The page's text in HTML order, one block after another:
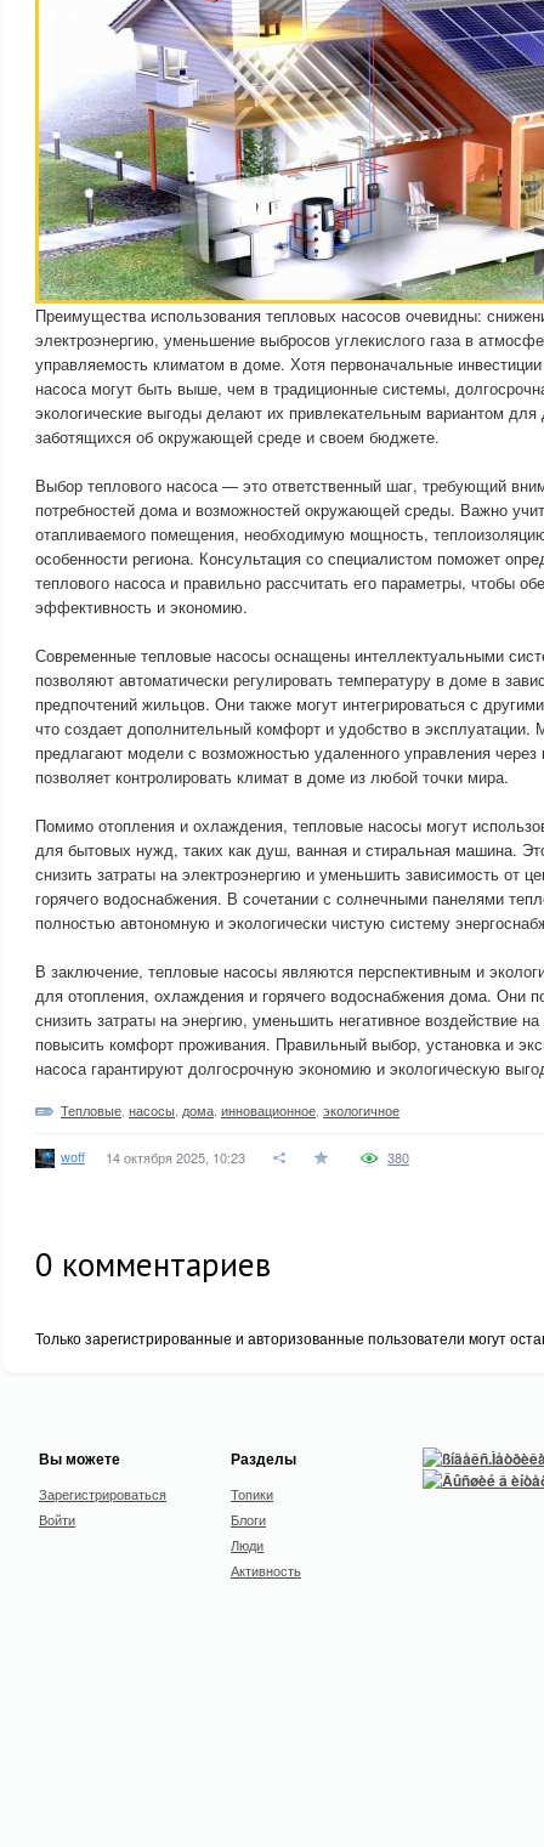
Преимущества использования тепловых насосов очевидны:
электроэнергию, уменьшение выбросов углекислого газа в
управляемость климатом в доме. Хотя первоначальные инвестиции
насоса могут быть выше, чем в традиционные системы,
экологические выгоды делают их привлекательным вариантом
заботящихся об окружающей среде и своем бюджете.
Выбор теплового насоса — это ответственный шаг, требующий
потребностей дома и возможностей окружающей среды. Важно
отапливаемого помещения, необходимую мощность,
особенности региона. Консультация со специалистом поможет
теплового насоса и правильно рассчитать его параметры, чтобы
эффективность и экономию.
Современные тепловые насосы оснащены интеллектуальными
позволяют автоматически регулировать температуру в доме в
предпочтений жильцов. Они также могут интегрироваться с
что создает дополнительный комфорт и удобство в эксплуатации.
предлагают модели с возможностью удаленного управления
позволяет контролировать климат в доме из любой точки мира.
Помимо отопления и охлаждения, тепловые насосы могут
для бытовых нужд, таких как душ, ванная и стиральная машина.
снизить затраты на электроэнергию и уменьшить зависимость от
горячего водоснабжения. В сочетании с солнечными панелями
полностью автономную и экологически чистую систему
В заключение, тепловые насосы являются перспективным и
для отопления, охлаждения и горячего водоснабжения дома. Они
снизить затраты на энергию, уменьшить негативное воздействие
повысить комфорт проживания. Правильный выбор, установка и
насоса гарантируют долгосрочную экономию и экологическую
Тепловые насосы дома инновационное экологичное
woff 14 октября 2025, 10:23 380
0 комментариев
Только зарегистрированные и авторизованные пользователи могут
Вы можете
Зарегистрироваться
Войти
Разделы
Топики
Блоги
Люди
Активность